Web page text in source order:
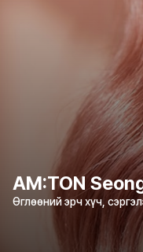
AM:TON
Өглөөний эрч хүч,